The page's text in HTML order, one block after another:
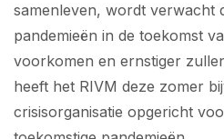
samenleven, wordt verwacht
pandemieën in de toekomst
voorkomen en ernstiger
heeft het RIVM deze zomer
crisisorganisatie opgericht